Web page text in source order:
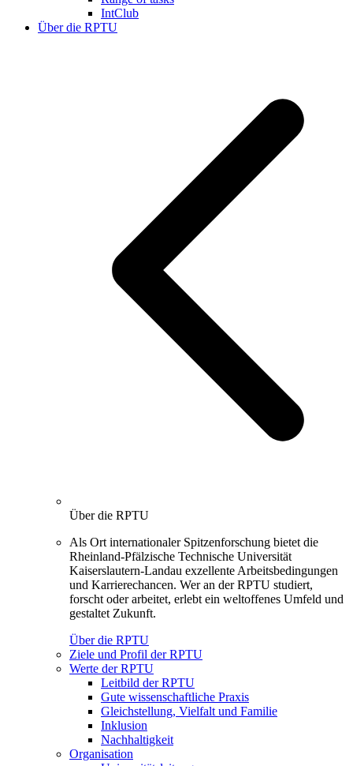
IntClub
Über die RPTU
Über die RPTU
Als Ort internationaler Spitzenforschung bietet die
Rheinland-Pfälzische Technische Universität
Kaiserslautern-Landau exzellente Arbeitsbedingungen
und Karrierechancen. Wer an der RPTU studiert,
forscht oder arbeitet, erlebt ein weltoffenes Umfeld und
gestaltet Zukunft.
Über die RPTU
Ziele und Profil der RPTU
Werte der RPTU
Leitbild der RPTU
Gute wissenschaftliche Praxis
Gleichstellung, Vielfalt und Familie
Inklusion
Nachhaltigkeit
Organisation